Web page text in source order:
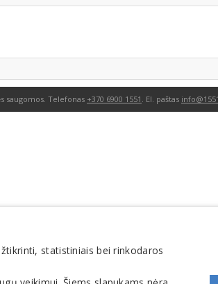
saugomos. Telefonas +370 6900 1551 . El. paštas
statistiniais bei rinkodaros